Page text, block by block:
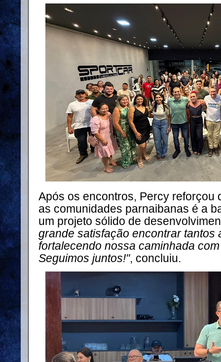
Após os encontros, Percy reforçou
as comunidades parnaibanas é a
um projeto sólido de
grande satisfação encontrar tantos
fortalecendo nossa caminhada
Seguimos juntos!", concluiu.